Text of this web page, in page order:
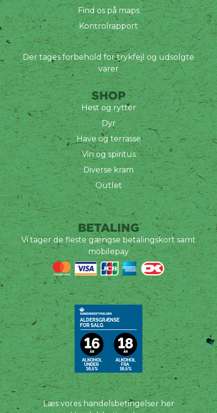
Find os på maps
Kontrolrapport
Der tages forbehold for trykfejl og udsolgte
varer
SHOP
Hest og rytter
Dyr
Have og terrasse
Vin og spiritus
Diverse kram
Outlet
BETALING
Vi tager de fleste gængse betalingskort samt
mobilepay
Læs vores handelsbetingelser her